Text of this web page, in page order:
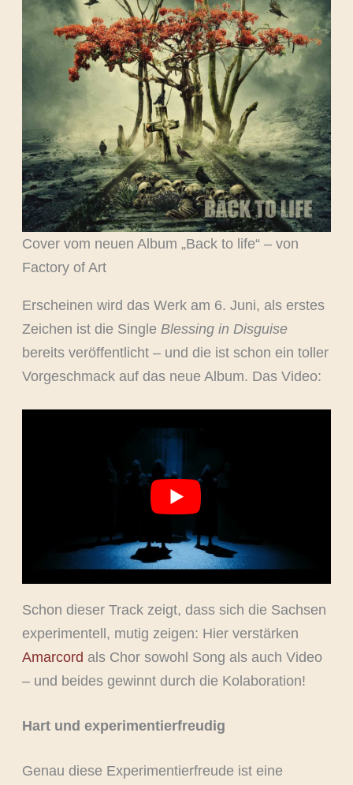
Cover vom neuen Album „Back to life“ – von
Factory of Art
Erscheinen wird das Werk am 6. Juni, als erstes
Zeichen ist die Single Blessing in Disguise
bereits veröffentlicht – und die ist schon ein toller
Vorgeschmack auf das neue Album. Das Video:
Schon dieser Track zeigt, dass sich die Sachsen
experimentell, mutig zeigen: Hier verstärken
Amarcord als Chor sowohl Song als auch Video
– und beides gewinnt durch die Kolaboration!
Hart und experimentierfreudig
Genau diese Experimentierfreude ist eine